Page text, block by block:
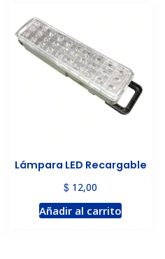
Lámpara LED Recargable
$ 12,00
Añadir al carrito